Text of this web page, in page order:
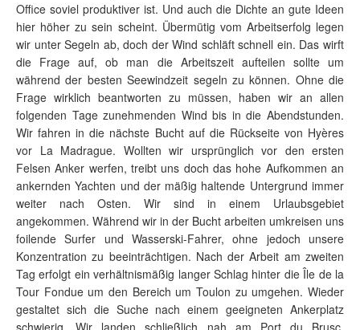
Office soviel produktiver ist. Und auch die Dichte an gute Ideen
hier höher zu sein scheint. Übermütig vom Arbeitserfolg legen
wir unter Segeln ab, doch der Wind schläft schnell ein. Das wirft
die Frage auf, ob man die Arbeitszeit aufteilen sollte um
während der besten Seewindzeit segeln zu können. Ohne die
Frage wirklich beantworten zu müssen, haben wir an allen
folgenden Tage zunehmenden Wind bis in die Abendstunden.
Wir fahren in die nächste Bucht auf die Rückseite von Hyères
vor La Madrague. Wollten wir ursprünglich vor den ersten
Felsen Anker werfen, treibt uns doch das hohe Aufkommen an
ankernden Yachten und der mäßig haltende Untergrund immer
weiter nach Osten. Wir sind in einem Urlaubsgebiet
angekommen. Während wir in der Bucht arbeiten umkreisen uns
foilende Surfer und Wasserski-Fahrer, ohne jedoch unsere
Konzentration zu beeinträchtigen. Nach der Arbeit am zweiten
Tag erfolgt ein verhältnismäßig langer Schlag hinter die Île de la
Tour Fondue um den Bereich um Toulon zu umgehen. Wieder
gestaltet sich die Suche nach einem geeigneten Ankerplatz
schwierig. Wir landen schließlich nah am Port du Brusc.